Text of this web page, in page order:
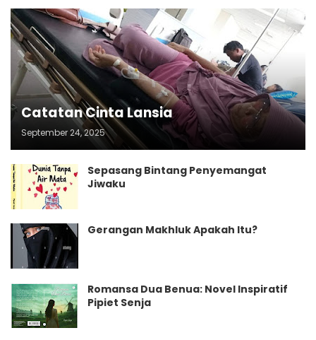
Catatan Cinta Lansia
September 24, 2025
Sepasang Bintang Penyemangat
Jiwaku
Gerangan Makhluk Apakah Itu?
Romansa Dua Benua: Novel Inspiratif
Pipiet Senja